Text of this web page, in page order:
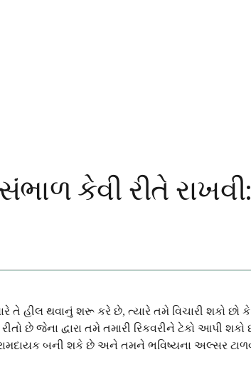
કેવી રીતે
હીલ થવાનું શરૂ કરે છે, ત્યારે તમે વિચારી શકો છો
છે જેના દ્વારા તમે તમારી રિકવરીને ટેકો આપી
બની શકે છે અને તમને ભવિષ્યના અલ્સર